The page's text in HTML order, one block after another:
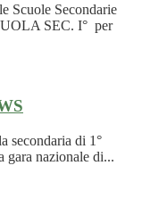
Scuole Secondarie
SEC. I° per
secondaria di 1°
gara nazionale di...